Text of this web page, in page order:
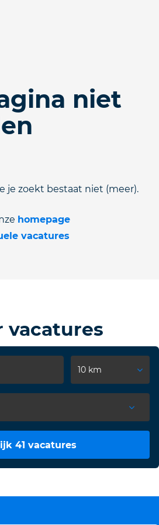
niet
je zoekt bestaat niet (meer).
homepage
vacatures
vacatures
10 km
41 vacatures